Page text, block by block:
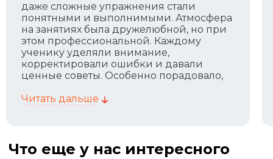
даже сложные упражнения стали
понятными и выполнимыми. Атмосфера
на занятиях была дружелюбной, но при
этом профессиональной. Каждому
ученику уделяли внимание,
корректировали ошибки и давали
ценные советы. Особенно порадовало,
уровень подготовки — я чувствовала
правильно реагировать в
нестандартных ситуациях. Теперь
Читать дальше
Что еще у нас интересного